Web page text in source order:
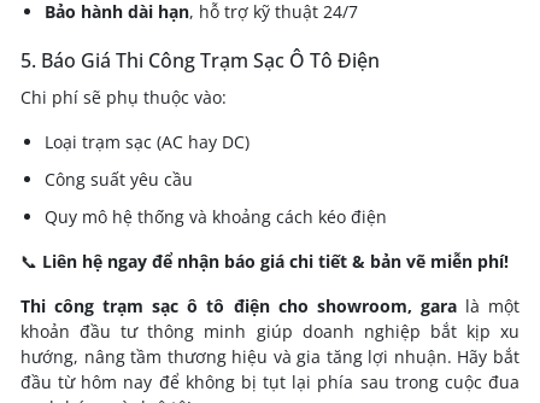
Bảo hành dài hạn, hỗ trợ kỹ thuật 24/7
5. Báo Giá Thi Công Trạm Sạc Ô Tô Điện
Chi phí sẽ phụ thuộc vào:
Loại trạm sạc (AC hay DC)
Công suất yêu cầu
Quy mô hệ thống và khoảng cách kéo điện
📞 Liên hệ ngay để nhận báo giá chi tiết & bản vẽ miễn phí!
Thi công trạm sạc ô tô điện cho showroom, garalà một
khoản đầu tư thông minh giúp doanh nghiệp bắt kịp xu
hướng, nâng tầm thương hiệu và gia tăng lợi nhuận. Hãy bắt
đầu từ hôm nay để không bị tụt lại phía sau trong cuộc đua